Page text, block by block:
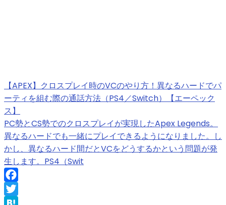
【APEX】クロスプレイ時のVCのやり方！異なるハードでパ
ーティを組む際の通話方法（PS4／Switch）【エーペック
ス】
PC勢とCS勢でのクロスプレイが実現したApex Legends。
異なるハードでも一緒にプレイできるようになりました。し
かし、異なるハード間だとVCをどうするかという問題が発
生します。PS4（Swit
Facebook
Twitter